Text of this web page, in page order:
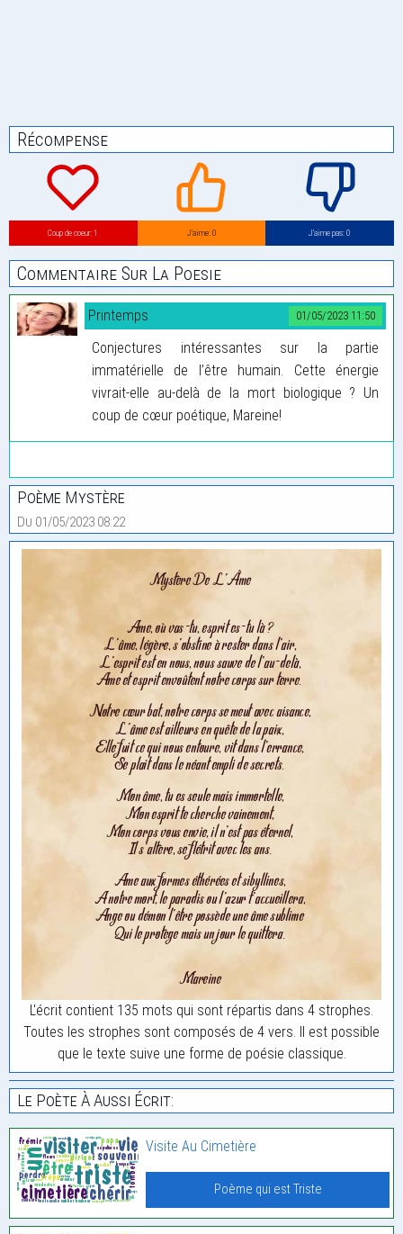
Récompense
Coup de coeur: 1 J’aime: 0 J’aime pas: 0
Commentaire Sur La Poesie
01/05/2023 11:50
Printemps
Conjectures intéressantes sur la partie
immatérielle de l’être humain. Cette énergie
vivrait-elle au-delà de la mort biologique ? Un
coup de cœur poétique, Mareine!
Poème Mystère
Du 01/05/2023 08:22
L'écrit contient 135 mots qui sont répartis dans 4 strophes.
Toutes les strophes sont composés de 4 vers. Il est possible
que le texte suive une forme de poésie classique.
Le Poète À Aussi Écrit:
Visite Au Cimetière
Poème qui est Triste